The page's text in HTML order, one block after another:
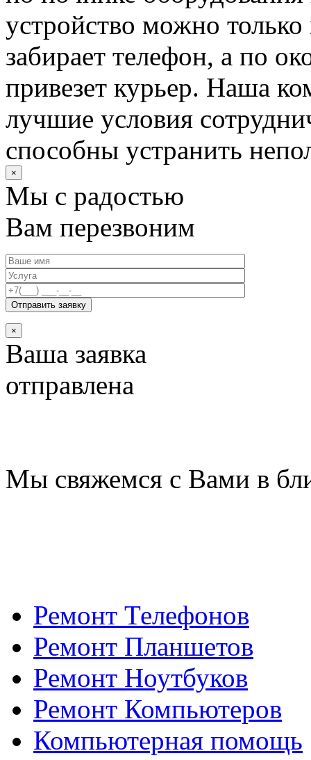
устройство можно
забирает телефон, а по
привезет курьер. Наша
лучшие условия
способны устранить
×
Мы с радостью
Вам перезвоним
×
Ваша заявка
отправлена
Мы свяжемся с Вами в
Ремонт Телефонов
Ремонт Планшетов
Ремонт Ноутбуков
Ремонт Компьютеров
Компьютерная помощь